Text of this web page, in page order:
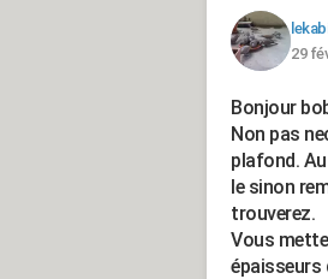
29
Bonjour
Non pas
plafond.
le sinon
trouverez.
Vous
épaisseurs